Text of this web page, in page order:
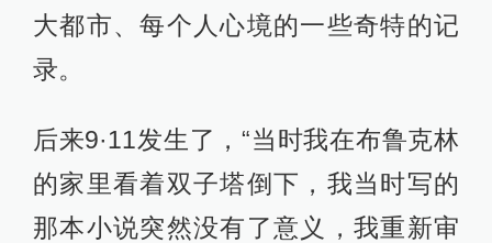
大都市、每个人心境的一些奇特的记
录。
后来9·11发生了，“当时我在布鲁克林
的家里看着双子塔倒下，我当时写的
那本小说突然没有了意义，我重新审